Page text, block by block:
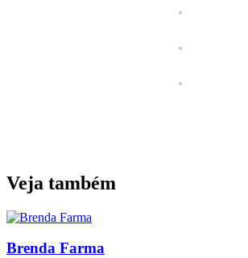
Veja também
Brenda Farma